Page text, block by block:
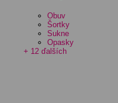
Obuv
Šortky
Sukne
Opasky
+ 12 ďalších